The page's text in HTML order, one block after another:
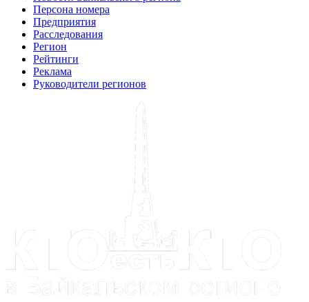
Персона номера
Предприятия
Расследования
Регион
Рейтинги
Реклама
Руководители регионов